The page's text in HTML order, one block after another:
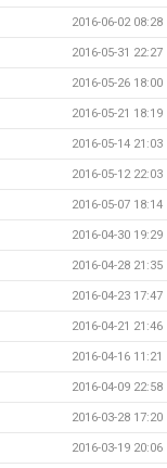
2016-06-02 08:28
2016-05-31 22:27
2016-05-26 18:00
2016-05-21 18:19
2016-05-14 21:03
2016-05-12 22:03
2016-05-07 18:14
2016-04-30 19:29
2016-04-28 21:35
2016-04-23 17:47
2016-04-21 21:46
2016-04-16 11:21
2016-04-09 22:58
2016-03-28 17:20
2016-03-19 20:06